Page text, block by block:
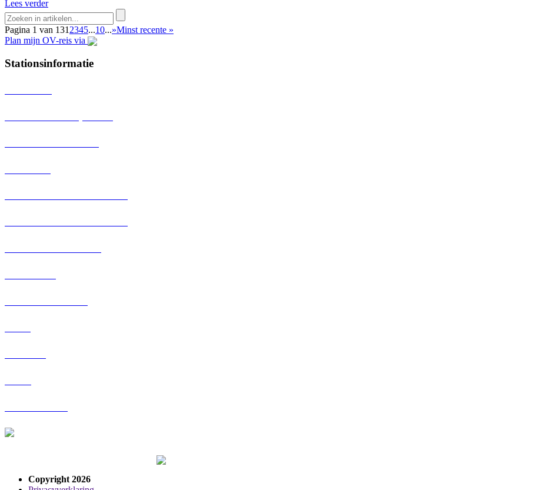
Lees verder
Pagina 1 van 131 2345...10...»Minst recente »
Plan mijn OV-reis via
Stationsinformatie
Copyright 2026